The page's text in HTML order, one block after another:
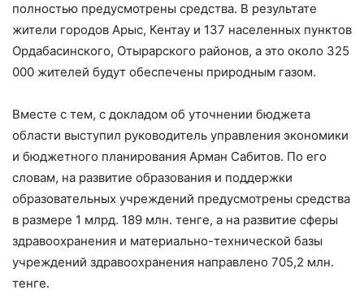
полностью предусмотрены средства. В результате
жители городов Арыс, Кентау и 137 населенных пунктов
Ордабасинского, Отырарского районов, а это около 325
000 жителей будут обеспечены природным газом.
Вместе с тем, с докладом об уточнении бюджета
области выступил руководитель управления экономики
и бюджетного планирования Арман Сабитов. По его
словам, на развитие образования и поддержки
образовательных учреждений предусмотрены средства
в размере 1 млрд. 189 млн. тенге, а на развитие сферы
здравоохранения и материально-технической базы
учреждений здравоохранения направлено 705,2 млн.
тенге.